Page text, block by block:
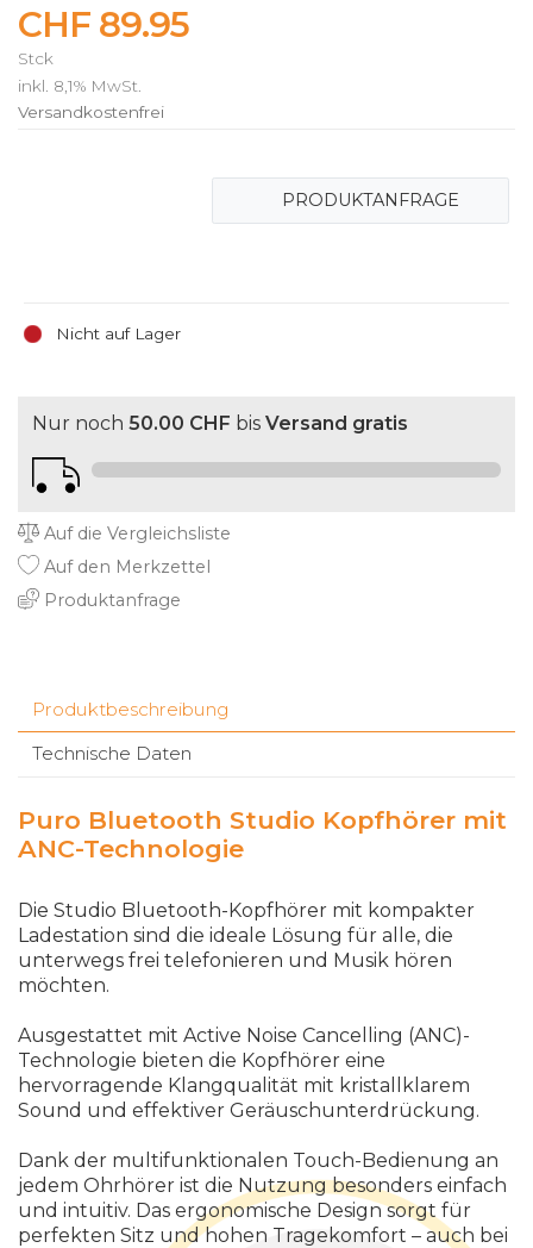
CHF 89.95
Stck
inkl. 8,1% MwSt.
Versandkostenfrei
Nicht auf Lager
PRODUKTANFRAGE
Nur noch 50.00 CHF bis Versand gratis
Auf die Vergleichsliste
Auf den Merkzettel
Produktanfrage
Produktbeschreibung
Technische Daten
Puro Bluetooth Studio Kopfhörer mit
ANC-Technologie
Die Studio Bluetooth-Kopfhörer mit kompakter
Ladestation sind die ideale Lösung für alle, die
unterwegs frei telefonieren und Musik hören
möchten.
Ausgestattet mit Active Noise Cancelling (ANC)-
Technologie bieten die Kopfhörer eine
hervorragende Klangqualität mit kristallklarem
Sound und effektiver Geräuschunterdrückung.
Dank der multifunktionalen Touch-Bedienung an
jedem Ohrhörer ist die Nutzung besonders einfach
und intuitiv. Das ergonomische Design sorgt für
perfekten Sitz und hohen Tragekomfort – auch bei